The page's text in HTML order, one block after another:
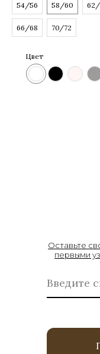
54/56
58/60
66/68 70/72
Цвет
Оставьте
первыми